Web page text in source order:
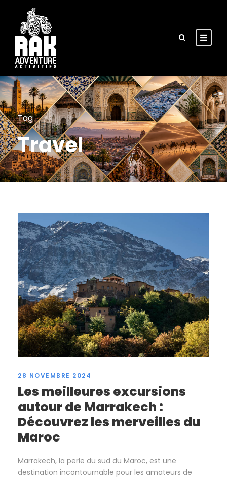
Tag
Travel
28 NOVEMBRE 2024
Les meilleures excursions
autour de Marrakech :
Découvrez les merveilles du
Maroc
Marrakech, la perle du sud du Maroc, est une
destination incontournable pour les amateurs de